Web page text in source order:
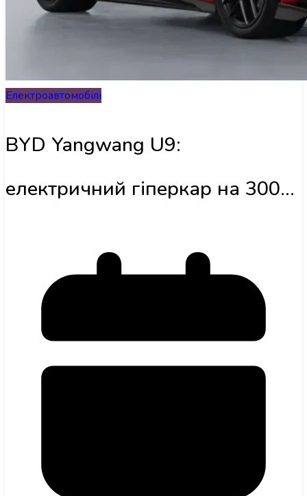
Огляди
Електроавтомобілі
BYD Yangwang U9:
електричний гіперкар на 3000